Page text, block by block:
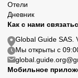
Отели
Дневник
Как с нами
Global Guide SAS.
Мы открыты с
Мобильное